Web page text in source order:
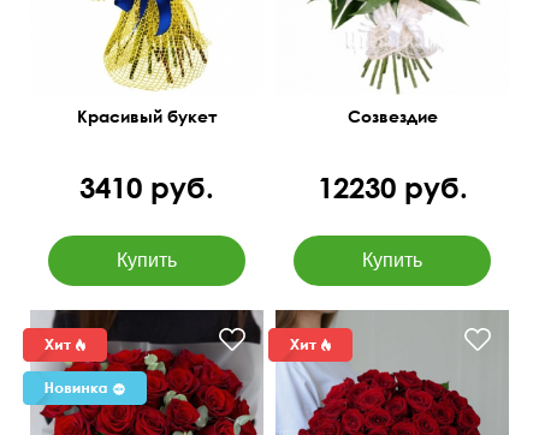
Красивый букет
3410 руб.
Созвездие
12230 руб.